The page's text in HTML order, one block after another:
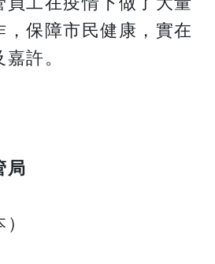
保障市民健康，實在
許。
局